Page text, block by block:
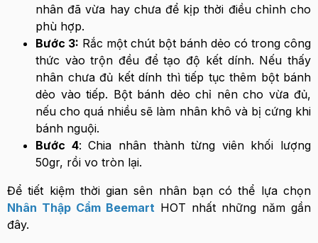
nhân đã vừa hay chưa để kịp thời điều chỉnh cho
phù hợp.
Bước 3: Rắc một chút bột bánh dẻo có trong công
thức vào trộn đều để tạo độ kết dính. Nếu thấy
nhân chưa đủ kết dính thì tiếp tục thêm bột bánh
dẻo vào tiếp. Bột bánh dẻo chỉ nên cho vừa đủ,
nếu cho quá nhiều sẽ làm nhân khô và bị cứng khi
bánh nguội.
Bước 4: Chia nhân thành từng viên khối lượng
50gr, rồi vo tròn lại.
Để tiết kiệm thời gian sên nhân bạn có thể lựa chọn
Nhân Thập Cẩm Beemart HOT nhất những năm gần
đây.